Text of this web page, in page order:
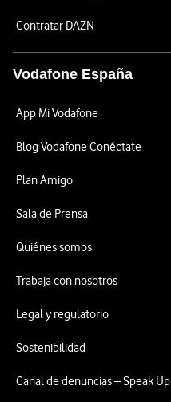
Contratar DAZN
Vodafone España
App Mi Vodafone
Blog Vodafone Conéctate
Plan Amigo
Sala de Prensa
Quiénes somos
Trabaja con nosotros
Legal y regulatorio
Sostenibilidad
Canal de denuncias – Speak Up